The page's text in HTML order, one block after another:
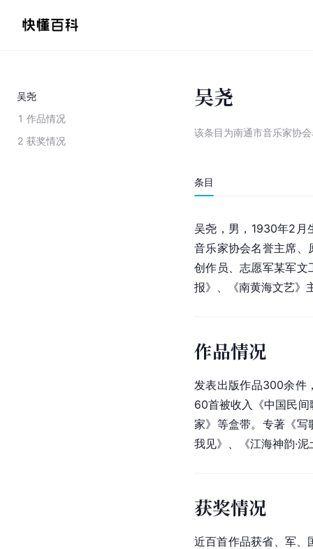
吴尧
1 作品情况
2 获奖情况
吴尧
该条目为南通市音乐家协
条目
吴尧，男，1930年2月
音乐家协会名誉主席
创作员、志愿军某军文
报》、《南黄海文艺》
作品情况
发表出版作品300余件
60首被收入《中国民间
家》等盒带。专著《写
我见》、《江海神韵·
获奖情况
近百首作品获省、军、